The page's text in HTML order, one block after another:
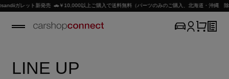
売 🚗￥10,000以上ご購入で送料無料（パーツのみのご購入、北海道・沖縄 除く）
LINE UP